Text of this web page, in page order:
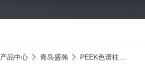
产品中心 青岛盛瀚 PEEK色谱柱